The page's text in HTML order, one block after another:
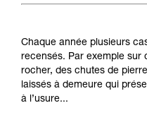
Chaque année plusieurs
recensés. Par exemple sur
rocher, des chutes de
laissés à demeure qui
à l’usure...